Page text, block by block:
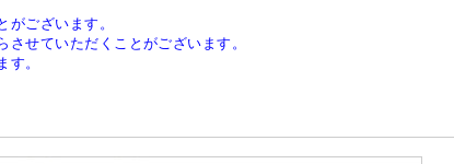
ございます。
せていただくことがございます。
。